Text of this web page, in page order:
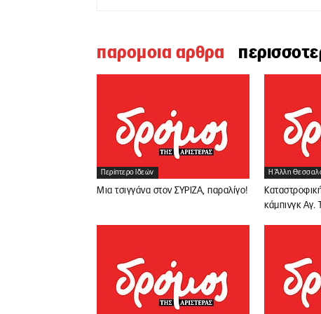
παρομοια αρθρα
Περίπτερο Ιδεών
Μια τσιγγάνα στον ΣΥΡΙΖΑ, παραλίγο!
Η Άλλη
κάμπινγκ Αγ.